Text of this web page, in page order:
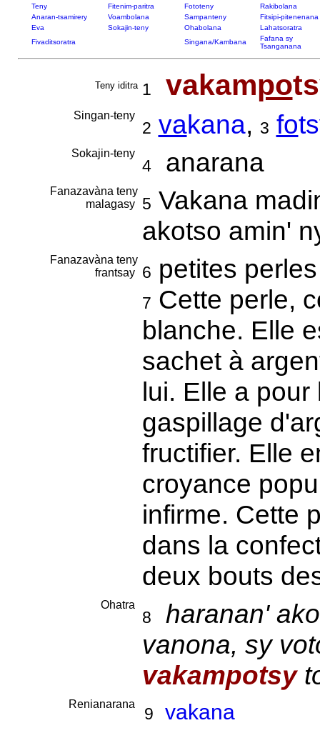
Teny Fitenim-paritra Fototeny
Rakibolana
Anaran-tsamirery
Voambolana Sampanteny
Fitsipi-pitenenana
Eva
Sokajin-teny Ohabolana
Lahatsoratra
Fivaditsoratra
Singana/Kambana
Fafana sy
Tsanganana
Teny iditra 1 vakampo
Singan-teny
2 vakana, 3 fo
Sokajin-teny
4anarana
Fanazavàna teny
malagasy
5 Vakana
akotso amin'
Fanazavàna teny
frantsay
6 petites
7 Cette perle,
blanche. Elle
sachet à
lui. Elle a
gaspillage
fructifier. Elle
croyance
infirme. Cette
dans la
deux bouts
Ohatra
8
haranan'
vanona, sy
vakampotsy
Renianarana
9 vakana